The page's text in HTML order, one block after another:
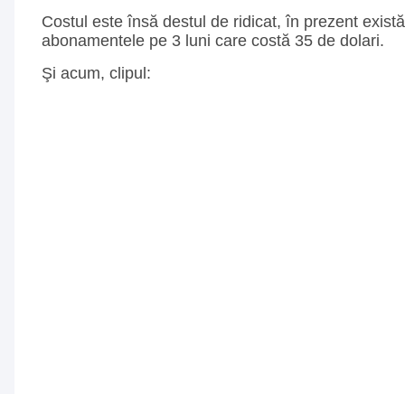
Costul este însă destul de ridicat, în prezent
abonamentele pe 3 luni care costă 35 de dolari.
Şi acum, clipul: